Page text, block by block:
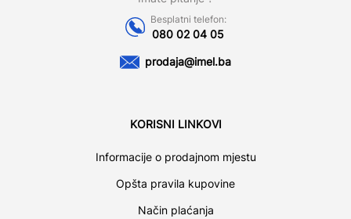
Besplatni telefon:
080 02 04 05
prodaja@imel.ba
KORISNI LINKOVI
Informacije o prodajnom mjestu
Opšta pravila kupovine
Način plaćanja